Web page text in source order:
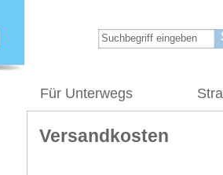
Für Unterwegs
Versandkosten